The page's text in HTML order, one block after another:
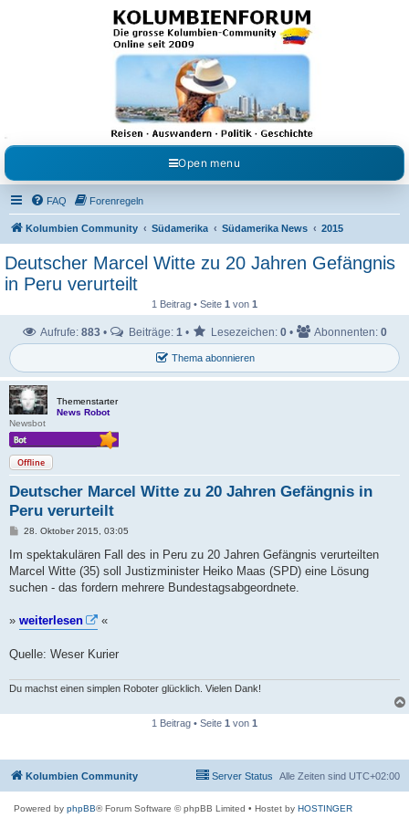
Kolumbienforum - Das
grosse Forum der
Freunde Kolumbiens
Reisen, Auswandern, Kultur, Politik, Geschichte und Visum in Kolumbien und Venezuela.
Austausch, Erfahrungen und Gemeinschaft im Kolumbienforum
Open menu
FAQ Forenregeln
Kolumbien Community Südamerika Südamerika News 2015
Deutscher Marcel Witte zu 20 Jahren Gefängnis
in Peru verurteilt
1 Beitrag • Seite 1 von 1
Thema abonnieren
Aufrufe: 883 • Beiträge: 1 • Lesezeichen: 0 • Abonnenten: 0
Themenstarter
News Robot
Newsbot
Offline
Deutscher Marcel Witte zu 20 Jahren Gefängnis in
Peru verurteilt
B
i
r
a
28. Oktober 2015, 03:05
Im spektakulären Fall des in Peru zu 20 Jahren Gefängnis verurteilten
Marcel Witte (35) soll Justizminister Heiko Maas (SPD) eine Lösung
suchen - das fordern mehrere Bundestagsabgeordnete.
» weiterlesen «
Quelle: Weser Kurier
Du machst einen simplen Roboter glücklich. Vielen Dank!
1 Beitrag • Seite 1 von 1
Kolumbien Community Alle Zeiten sind UTC+02:00
Server Status
Powered by phpBB® Forum Software © phpBB Limited • Hostet by HOSTINGER